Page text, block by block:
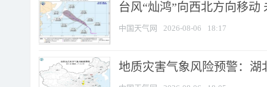
台风“灿鸿”向西北方向移动
中国天气网 2026-08-06 18:17
地质灾害气象风险预警：湖